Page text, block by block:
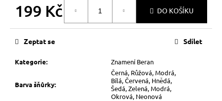
199 Kč DO KOŠÍKU
Kategorie: Znamení Beran
Barva šňůrky:
Černá, Růžová, Modrá,
Bílá, Červená, Hnědá,
Šedá, Zelená, Modrá,
Okrová, Neonová
Zeptat se Sdílet